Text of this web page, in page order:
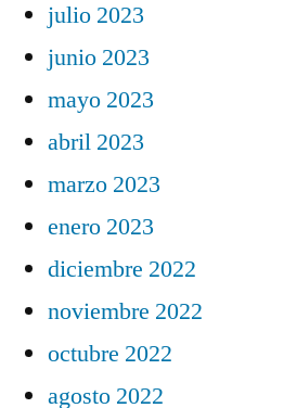
julio 2023
junio 2023
mayo 2023
abril 2023
marzo 2023
enero 2023
diciembre 2022
noviembre 2022
octubre 2022
agosto 2022